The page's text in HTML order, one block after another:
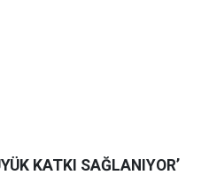
KATKI SAĞLANIYOR’